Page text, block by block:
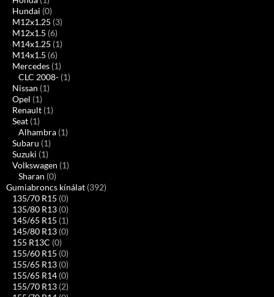
Hundai (0)
M12x1.25 (3)
M12x1.5 (6)
M14x1.25 (1)
M14x1.5 (6)
Mercedes (1)
CLC 2008- (1)
Nissan (1)
Opel (1)
Renault (1)
Seat (1)
Alhambra (1)
Subaru (1)
Suzuki (1)
Volkswagen (1)
Sharan (0)
Gumiabroncs kínálat (392)
135/70 R15 (0)
135/80 R13 (0)
145/65 R15 (1)
145/80 R13 (0)
155 R13C (0)
155/60 R15 (0)
155/65 R13 (0)
155/65 R14 (0)
155/70 R13 (2)